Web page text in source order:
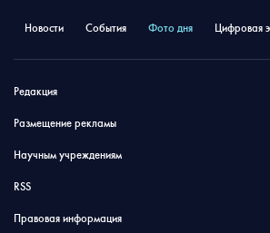
Новости События Фото дня Цифровая
Редакция
Размещение рекламы
Научным учреждениям
RSS
Правовая информация